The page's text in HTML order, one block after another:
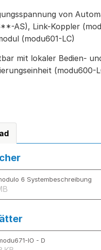
von
AS), Link-Koppler
(modu601-LC)
mit lokaler Bedien-
(modu600-
6 Systembeschreibung
IO - D